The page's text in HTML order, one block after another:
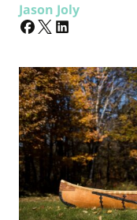
Jason Joly